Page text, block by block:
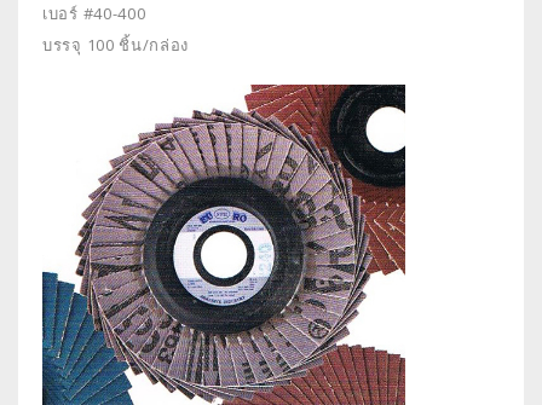
เบอร์ #40-400
บรรจุ 100 ชิ้น/กล่อง